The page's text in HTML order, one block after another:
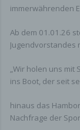
immerwährenden
Ab dem 01.01.26
Jugendvorstandes
„Wir holen uns mit
ins Boot, der seit
hinaus das
Nachfrage der